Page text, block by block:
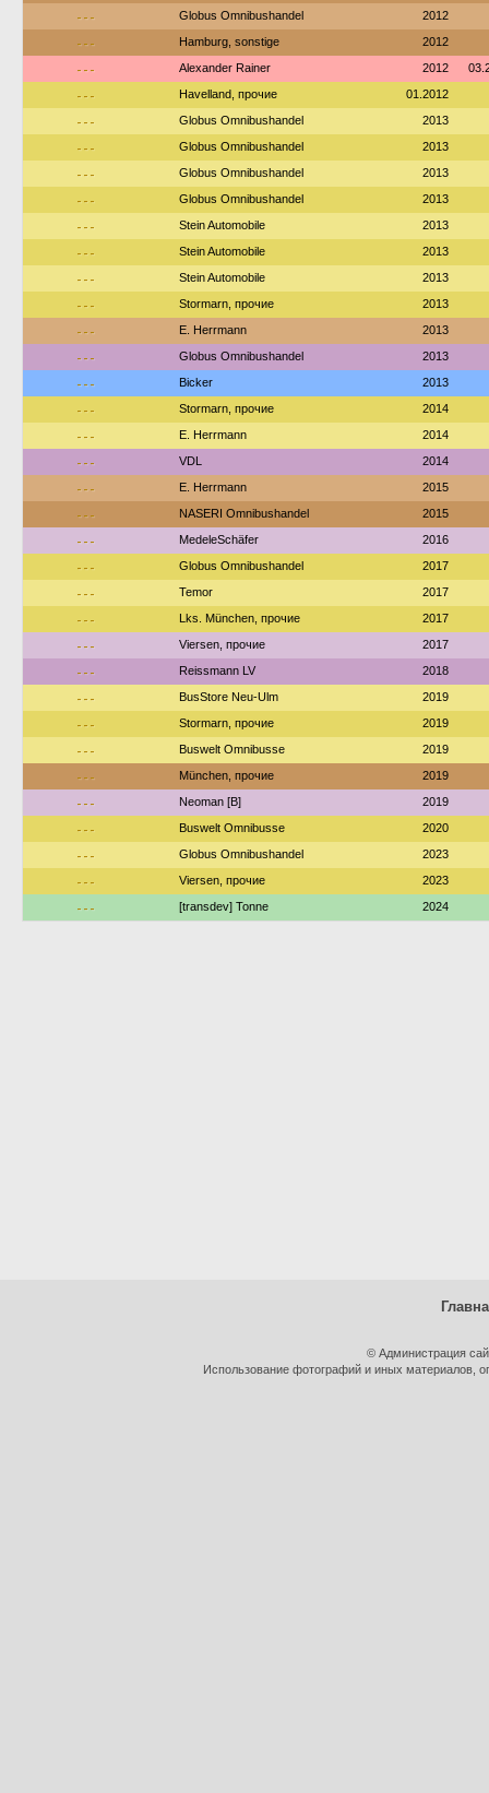
---
Globus Omnibushandel 2012
--- Hamburg, sonstige 2012
--- Alexander Rainer 2012
--- Havelland, прочие 01.2012
--- Globus Omnibushandel 2013
--- Globus Omnibushandel 2013
--- Globus Omnibushandel 2013
--- Globus Omnibushandel 2013
--- Stein Automobile 2013
--- Stein Automobile 2013
--- Stein Automobile 2013
--- Stormarn, прочие 2013
--- E. Herrmann 2013
--- Globus Omnibushandel 2013
--- Bicker 2013
--- Stormarn, прочие 2014
--- E. Herrmann 2014
--- VDL 2014
--- E. Herrmann 2015
--- NASERI Omnibushandel 2015
--- MedeleSchäfer 2016
--- Globus Omnibushandel 2017
--- Temor 2017
--- Lks. München, прочие 2017
--- Viersen, прочие 2017
--- Reissmann LV 2018
--- BusStore Neu-Ulm 2019
--- Stormarn, прочие 2019
--- Buswelt Omnibusse 2019
--- München, прочие 2019
--- Neoman [B] 2019
--- Buswelt Omnibusse 2020
--- Globus Omnibushandel 2023
--- Viersen, прочие 2023
--- [transdev] Tonne 2024
© Администрация
Использование фотографий и иных материалов,